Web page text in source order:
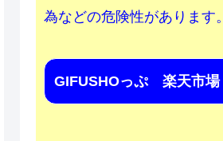
為などの危険性があります。
GIFUSHOっぷ 楽天市場